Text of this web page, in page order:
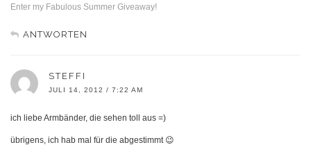
Enter my Fabulous Summer Giveaway!
ANTWORTEN
STEFFI
JULI 14, 2012 / 7:22 AM
ich liebe Armbänder, die sehen toll aus =)
übrigens, ich hab mal für die abgestimmt 😉